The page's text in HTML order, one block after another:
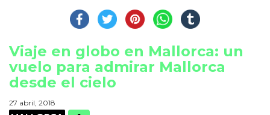
Viaje en globo en Mallorca: un
vuelo para admirar Mallorca
desde el cielo
27 abril, 2018